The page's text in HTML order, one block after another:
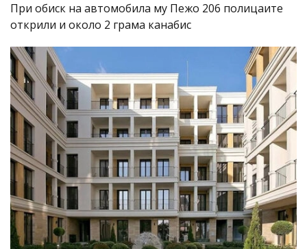
При обиск на автомобила му Пежо 206 полицаите
открили и около 2 грама канабис